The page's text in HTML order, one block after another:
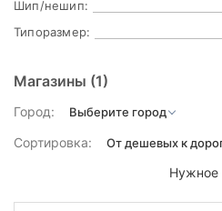
Шип/нешип:
Типоразмер:
Магазины (1)
Город:
Сортировка:
Нужное